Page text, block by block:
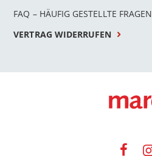
FAQ – HÄUFIG GESTELLTE FRAGEN
VERTRAG WIDERRUFEN